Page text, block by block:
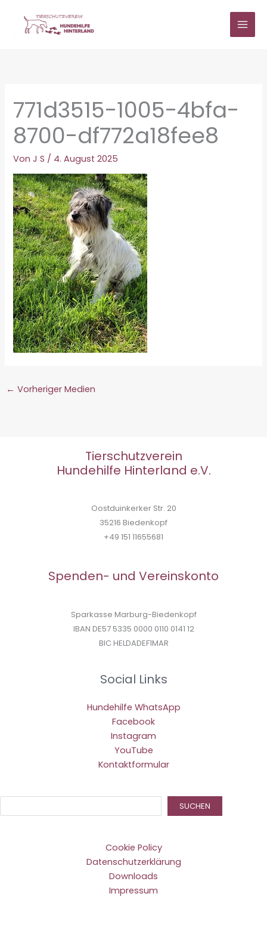
springen
771d3515-1005-4bfa-
8700-df772a18fee8
VonJ S / 4. August 2025
← Vorheriger Medien
Tierschutzverein
Hundehilfe Hinterland e.V.
Oostduinkerker Str. 20
35216 Biedenkopf
+49 151 11655681
Spenden- und Vereinskonto
Sparkasse Marburg-Biedenkopf
IBAN DE57 5335 0000 0110 0141 12
BIC HELDADEF1MAR
Social Links
Hundehilfe WhatsApp
Facebook
Instagram
YouTube
Kontaktformular
SUCHEN
Cookie Policy
Datenschutzerklärung
Downloads
Impressum